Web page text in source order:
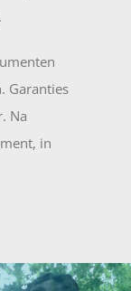
Garanties
Na
in